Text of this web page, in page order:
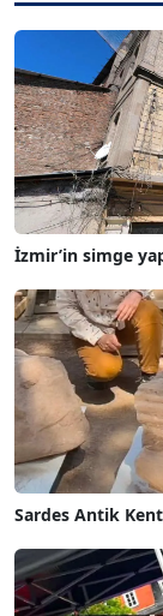
İzmir’in simge
Sardes Antik